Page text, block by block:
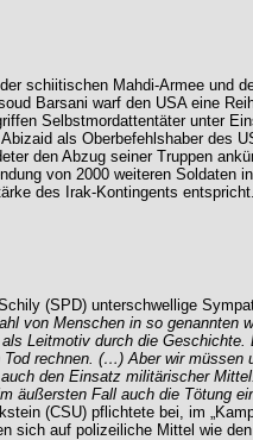
schiitischen Mahdi-Armee
Barsani warf den USA eine
Selbstmordattentäter unter
als Oberbefehlshaber
den Abzug seiner Truppen
von 2000 weiteren
des Irak-Kontingents
(SPD) unterschwellige
von Menschen in so
Leitmotiv durch die
rechnen. (…) Aber wir
den Einsatz militärischer
äußersten Fall auch die
(CSU) pflichtete bei, im
sich auf polizeiliche Mittel wie